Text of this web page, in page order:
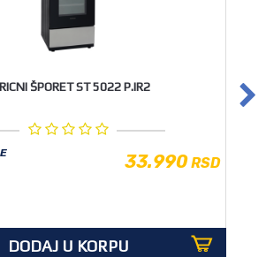
ŠPORET ST 5022 P.IR2
33.990RSD
DODAJ U KORPU